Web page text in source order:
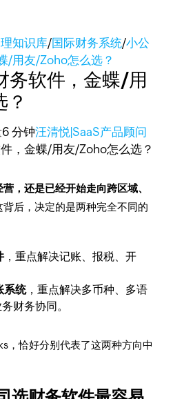
知识库/国际财务系统/小公
/用友/Zoho怎么选？
务软件，金蝶/用
6 分钟汪清悦|SaaS产品顾问
，还是已经开始走向跨区域、
背后，决定的是两种完全不同的
，重点解决记账、报税、开
系统，重点解决多币种、多语
财务协同。
，恰好分别代表了这两种方向中